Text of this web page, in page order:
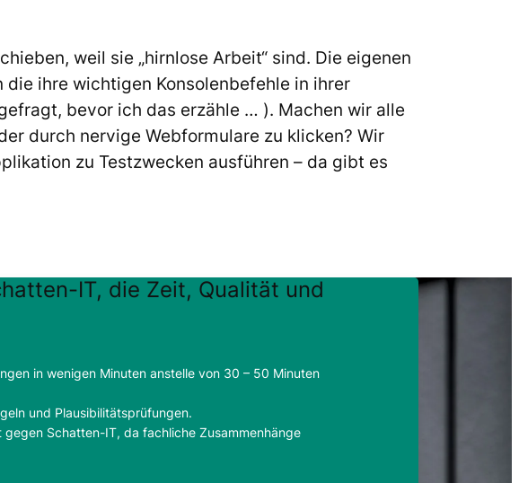
weil sie „hirnlose Arbeit“ sind. Die eigenen
ihre wichtigen Konsolenbefehle in ihrer
bevor ich das erzähle … ). Machen wir alle
durch nervige Webformulare zu klicken? Wir
zu Testzwecken ausführen – da gibt es
IT, die Zeit, Qualität und
in wenigen Minuten anstelle von 30 – 50 Minuten
und Plausibilitätsprüfungen.
gegen Schatten-IT, da fachliche Zusammenhänge